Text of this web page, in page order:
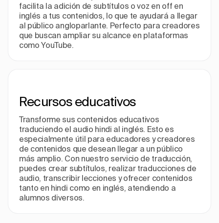
facilita la adición de subtítulos o voz en off en
inglés a tus contenidos, lo que te ayudará a llegar
al público angloparlante. Perfecto para creadores
que buscan ampliar su alcance en plataformas
como YouTube.
Recursos educativos
Transforme sus contenidos educativos
traduciendo el audio hindi al inglés. Esto es
especialmente útil para educadores y creadores
de contenidos que desean llegar a un público
más amplio. Con nuestro servicio de traducción,
puedes crear subtítulos, realizar traducciones de
audio, transcribir lecciones y ofrecer contenidos
tanto en hindi como en inglés, atendiendo a
alumnos diversos.